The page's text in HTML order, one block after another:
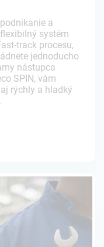
a
systém
track procesu,
jednoducho
nástupca
SPIN, vám
rýchly a hladký